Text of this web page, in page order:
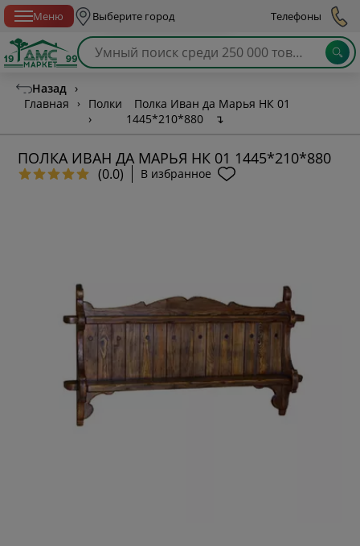
Меню Выберите город Телефоны
Назад ›
Главная
›
Полки
›
Полка Иван да Марья НК 01
1445*210*880
↴
ПОЛКА ИВАН ДА МАРЬЯ НК 01 1445*210*880
(0.0) В избранное